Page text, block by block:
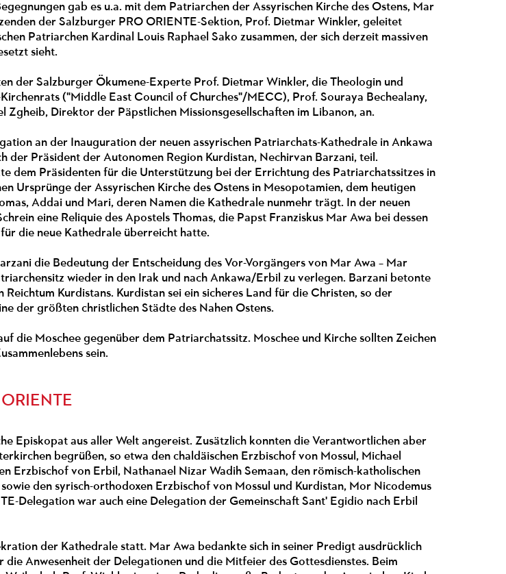
gab es u.a. mit dem Patriarchen der Assyrischen Kirche des Ostens, Mar
der Salzburger PRO ORIENTE-Sektion, Prof. Dietmar Winkler, geleitet
Patriarchen Kardinal Louis Raphael Sako zusammen, der sich derzeit massiven
sieht.
der Salzburger Ökumene-Experte Prof. Dietmar Winkler, die Theologin und
("Middle East Council of Churches"/MECC), Prof. Souraya Bechealany,
Zgheib, Direktor der Päpstlichen Missionsgesellschaften im Libanon, an.
an der Inauguration der neuen assyrischen Patriarchats-Kathedrale in Ankawa
der Präsident der Autonomen Region Kurdistan, Nechirvan Barzani, teil.
dem Präsidenten für die Unterstützung bei der Errichtung des Patriarchatssitzes in
Ursprünge der Assyrischen Kirche des Ostens in Mesopotamien, dem heutigen
Addai und Mari, deren Namen die Kathedrale nunmehr trägt. In der neuen
eine Reliquie des Apostels Thomas, die Papst Franziskus Mar Awa bei dessen
die neue Kathedrale überreicht hatte.
die Bedeutung der Entscheidung des Vor-Vorgängers von Mar Awa – Mar
wieder in den Irak und nach Ankawa/Erbil zu verlegen. Barzani betonte
Kurdistans. Kurdistan sei ein sicheres Land für die Christen, so der
der größten christlichen Städte des Nahen Ostens.
die Moschee gegenüber dem Patriarchatssitz. Moschee und Kirche sollten Zeichen
sein.
Episkopat aus aller Welt angereist. Zusätzlich konnten die Verantwortlichen aber
begrüßen, so etwa den chaldäischen Erzbischof von Mossul, Michael
Erzbischof von Erbil, Nathanael Nizar Wadih Semaan, den römisch-katholischen
den syrisch-orthodoxen Erzbischof von Mossul und Kurdistan, Mor Nicodemus
Delegation war auch eine Delegation der Gemeinschaft Sant' Egidio nach Erbil
der Kathedrale statt. Mar Awa bedankte sich in seiner Predigt ausdrücklich
die Anwesenheit der Delegationen und die Mitfeier des Gottesdienstes. Beim